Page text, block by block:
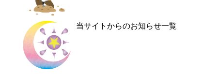
当サイトからのお知らせ一覧